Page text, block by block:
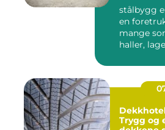
stålbygg
en
mange
haller,
Trygg og